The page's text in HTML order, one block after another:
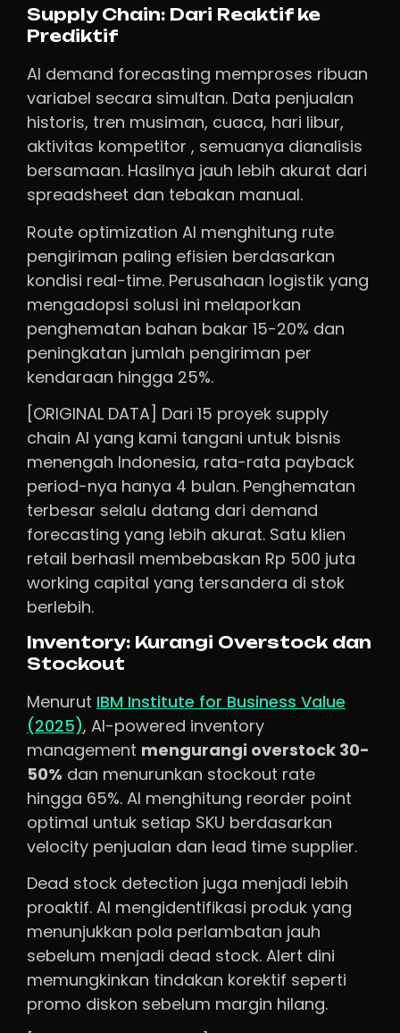
Supply Chain: Dari Reaktif ke
Prediktif
AI demand forecasting memproses ribuan
variabel secara simultan. Data penjualan
historis, tren musiman, cuaca, hari libur,
aktivitas kompetitor , semuanya dianalisis
bersamaan. Hasilnya jauh lebih akurat dari
spreadsheet dan tebakan manual.
Route optimization AI menghitung rute
pengiriman paling efisien berdasarkan
kondisi real-time. Perusahaan logistik yang
mengadopsi solusi ini melaporkan
penghematan bahan bakar 15-20% dan
peningkatan jumlah pengiriman per
kendaraan hingga 25%.
[ORIGINAL DATA] Dari 15 proyek supply
chain AI yang kami tangani untuk bisnis
menengah Indonesia, rata-rata payback
period-nya hanya 4 bulan. Penghematan
terbesar selalu datang dari demand
forecasting yang lebih akurat. Satu klien
retail berhasil membebaskan Rp 500 juta
working capital yang tersandera di stok
berlebih.
Inventory: Kurangi Overstock dan
Stockout
Menurut IBM Institute for Business Value
(2025), AI-powered inventory
management mengurangi overstock 30-
50% dan menurunkan stockout rate
hingga 65%. AI menghitung reorder point
optimal untuk setiap SKU berdasarkan
velocity penjualan dan lead time supplier.
Dead stock detection juga menjadi lebih
proaktif. AI mengidentifikasi produk yang
menunjukkan pola perlambatan jauh
sebelum menjadi dead stock. Alert dini
memungkinkan tindakan korektif seperti
promo diskon sebelum margin hilang.